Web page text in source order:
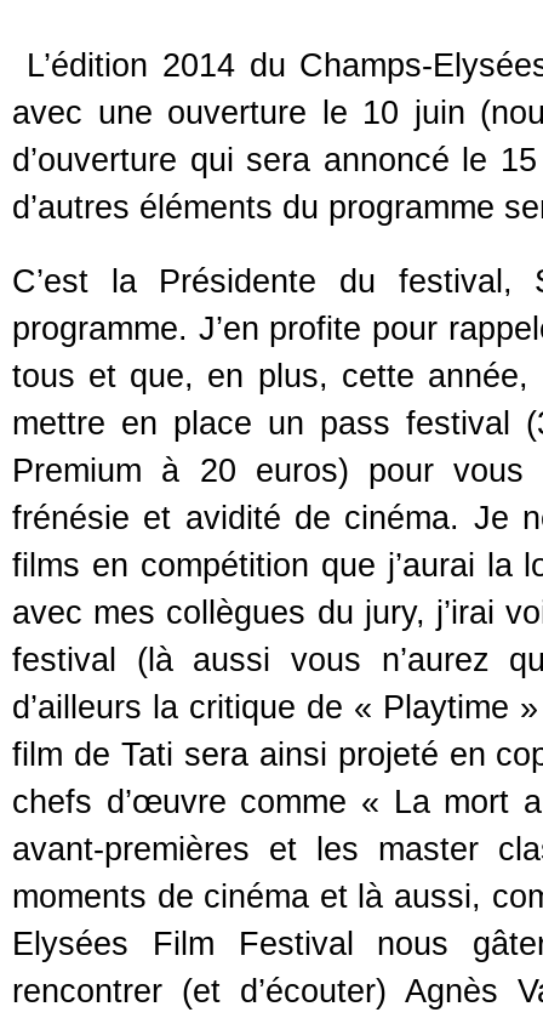
L’édition 2014 du Champs-
avec une ouverture le 10 juin
d’ouverture qui sera annoncé le
d’autres éléments du programme
C’est la Présidente du
programme. J’en profite pour
tous et que, en plus, cette
mettre en place un pass festival
Premium à 20 euros) pour
frénésie et avidité de cinéma. Je
films en compétition que j’aurai la
avec mes collègues du jury, j’irai
festival (là aussi vous n’aurez
d’ailleurs la critique de « Playtime
film de Tati sera ainsi projeté en
chefs d’œuvre comme « La mort
avant-premières et les master
moments de cinéma et là aussi,
Elysées Film Festival nous
rencontrer (et d’écouter) Agnès